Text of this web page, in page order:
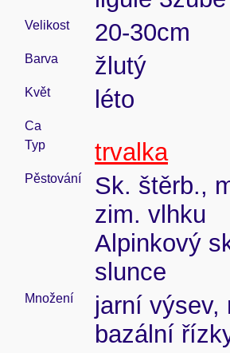
Velikost 20-30cm
Barva žlutý
Květ léto
Ca
Typ
trvalka
Pěstování
Sk. štěrb.,
zim. vlhku
Alpinkový
slunce
Množení
jarní výsev,
bazální